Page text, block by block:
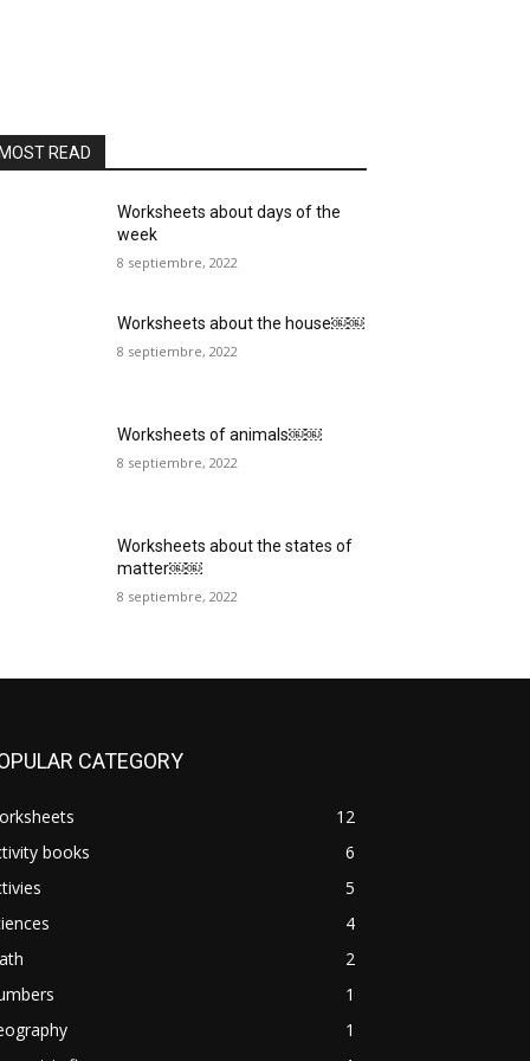
MOST READ
Worksheets about days of the
week
8 septiembre, 2022
Worksheets about the house￼￼
8 septiembre, 2022
Worksheets of animals￼￼
8 septiembre, 2022
Worksheets about the states of
matter￼￼
8 septiembre, 2022
CATEGORY
12
books
6
5
4
2
1
1